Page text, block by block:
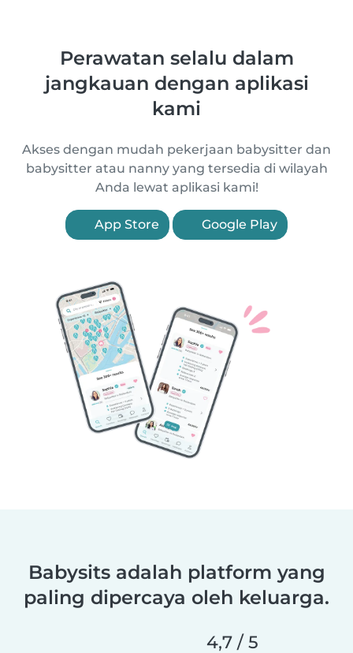
Perawatan selalu dalam
jangkauan dengan aplikasi
kami
Akses dengan mudah pekerjaan babysitter dan
babysitter atau nanny yang tersedia di wilayah
Anda lewat aplikasi kami!
App Store Google Play
Babysits adalah platform yang
paling dipercaya oleh keluarga.
4,7 / 5